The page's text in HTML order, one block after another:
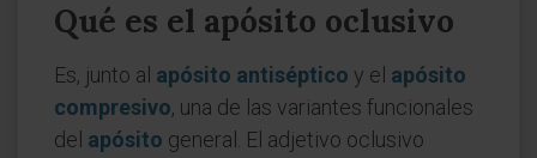
Qué es el apósito oclusivo
Es, junto al apósito antiséptico y el apósito
compresivo, una de las variantes funcionales
del apósito general. El adjetivo oclusivo